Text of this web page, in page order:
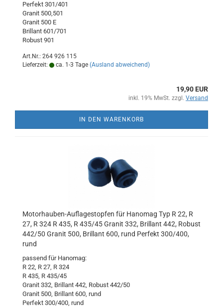
Perfekt 301/401
Granit 500,501
Granit 500 E
Brillant 601/701
Robust 901
Art.Nr.: 264 926 115
Lieferzeit:
ca. 1-3 Tage (Ausland abweichend)
19,90 EUR
inkl. 19% MwSt. zzgl. Versand
IN DEN WARENKORB
Motorhauben-Auflagestopfen für Hanomag Typ R 22, R
27, R 324 R 435, R 435/45 Granit 332, Brillant 442, Robust
442/50 Granit 500, Brillant 600, rund Perfekt 300/400,
rund
passend für Hanomag:
R 22, R 27, R 324
R 435, R 435/45
Granit 332, Brillant 442, Robust 442/50
Granit 500, Brillant 600, rund
Perfekt 300/400, rund